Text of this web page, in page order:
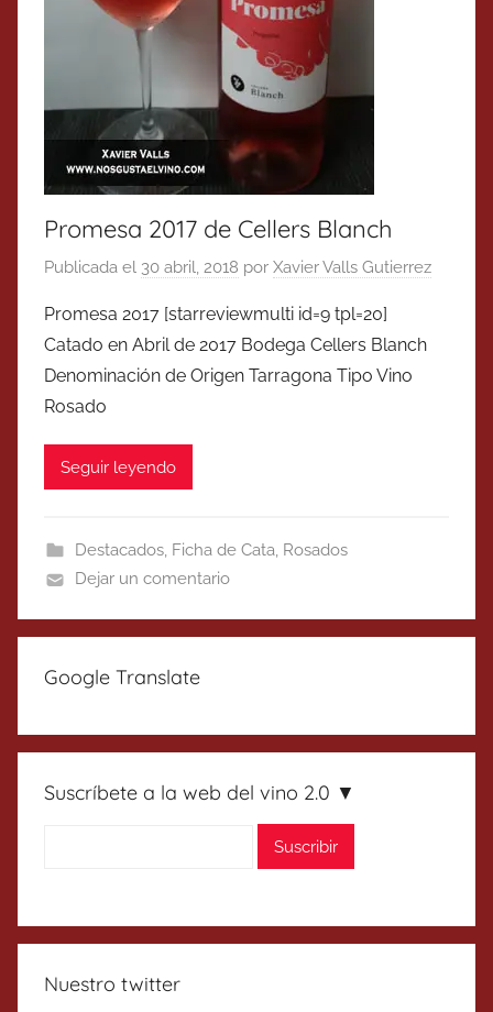
Promesa 2017 de Cellers Blanch
Publicada el 30 abril, 2018 por Xavier Valls Gutierrez
Promesa 2017 [starreviewmulti id=9 tpl=20]
Catado en Abril de 2017 Bodega Cellers Blanch
Denominación de Origen Tarragona Tipo Vino
Rosado
Seguir leyendo
Destacados, Ficha de Cata, Rosados
Dejar un comentario
Google Translate
Suscríbete a la web del vino 2.0 ▼
Nuestro twitter